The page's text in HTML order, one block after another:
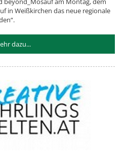
in Weißkirchen das neue regionale
dazu...